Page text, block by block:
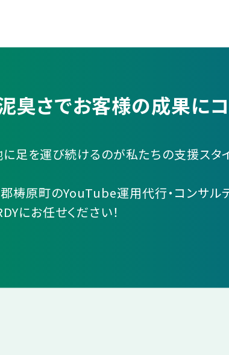
さでお客様の成果にコ
に足を運び続けるのが私たちの支援スタ
梼原町のYouTube運用代行・コンサル
にお任せください！